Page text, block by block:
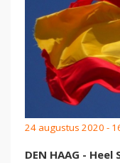
24 augustus 2020 -
DEN HAAG -